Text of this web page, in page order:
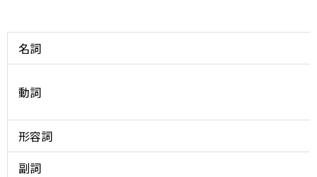
名詞
動詞
形容詞
副詞